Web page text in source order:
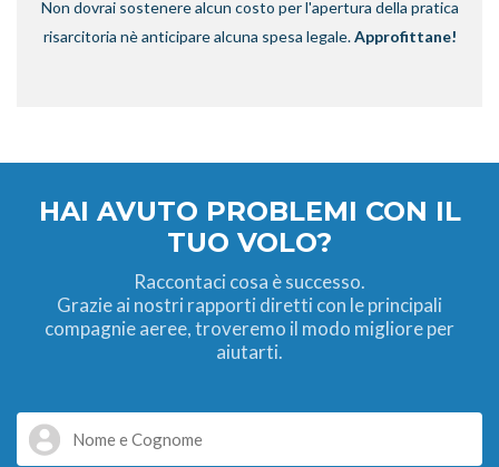
Non dovrai sostenere alcun costo per l'apertura della pratica
risarcitoria nè anticipare alcuna spesa legale.Approfittane!
HAI AVUTO PROBLEMI CON IL
TUO VOLO?
Raccontaci cosa è successo.
Grazie ai nostri rapporti diretti con le principali
compagnie aeree, troveremo il modo migliore per
aiutarti.